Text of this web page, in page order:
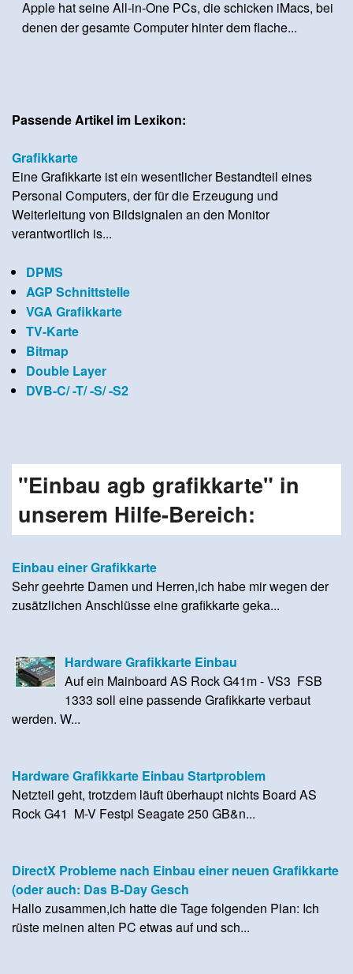
Apple hat seine All-in-One PCs, die schicken iMacs, bei
denen der gesamte Computer hinter dem flache...
Passende Artikel im Lexikon:
Grafikkarte
Eine Grafikkarte ist ein wesentlicher Bestandteil eines
Personal Computers, der für die Erzeugung und
Weiterleitung von Bildsignalen an den Monitor
verantwortlich is...
DPMS
AGP Schnittstelle
VGA Grafikkarte
TV-Karte
Bitmap
Double Layer
DVB-C/ -T/ -S/ -S2
"Einbau agb grafikkarte" in
unserem Hilfe-Bereich:
Einbau einer Grafikkarte
Sehr geehrte Damen und Herren,ich habe mir wegen der
zusätzlichen Anschlüsse eine grafikkarte geka...
Hardware Grafikkarte Einbau
Auf ein Mainboard AS Rock G41m - VS3 FSB
1333 soll eine passende Grafikkarte verbaut
werden. W...
Hardware Grafikkarte Einbau Startproblem
Netzteil geht, trotzdem läuft überhaupt nichts Board AS
Rock G41 M-V Festpl Seagate 250 GB&n...
DirectX Probleme nach Einbau einer neuen Grafikkarte
(oder auch: Das B-Day Gesch
Hallo zusammen,ich hatte die Tage folgenden Plan: Ich
rüste meinen alten PC etwas auf und sch...